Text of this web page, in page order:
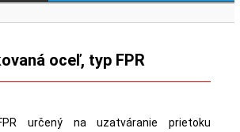
oceľ, typ FPR
určený na uzatváranie prietoku